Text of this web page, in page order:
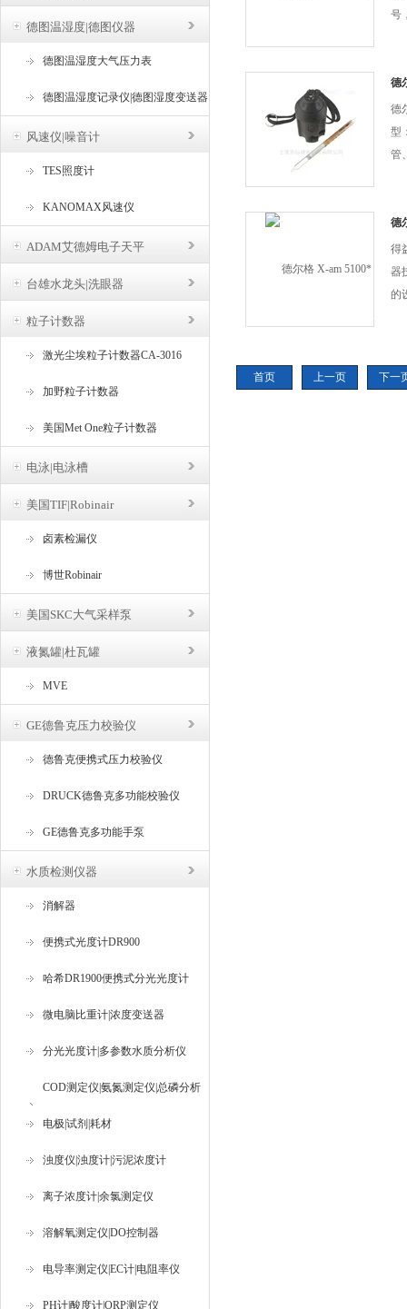
德图温湿度|德图仪器
德图温湿度大气压力表
德图温湿度记录仪|德图湿度变送器
风速仪|噪音计
TES照度计
KANOMAX风速仪
ADAM艾德姆电子天平
台雄水龙头|洗眼器
粒子计数器
激光尘埃粒子计数器CA-3016
加野粒子计数器
美国Met One粒子计数器
电泳|电泳槽
美国TIF|Robinair
卤素检漏仪
博世Robinair
美国SKC大气采样泵
液氮罐|杜瓦罐
MVE
GE德鲁克压力校验仪
德鲁克便携式压力校验仪
DRUCK德鲁克多功能校验仪
GE德鲁克多功能手泵
水质检测仪器
消解器
便携式光度计DR900
哈希DR1900便携式分光光度计
微电脑比重计|浓度变送器
分光光度计|多参数水质分析仪
COD测定仪|氨氮测定仪|总磷分析
仪
电极|试剂|耗材
浊度仪|浊度计|污泥浓度计
离子浓度计|余氯测定仪
溶解氧测定仪|DO控制器
电导率测定仪|EC计|电阻率仪
PH计|酸度计|ORP测定仪
号
传
大
德
德
型
管
的
格
严
德
得
器
的
燃
首页 上一页 下一